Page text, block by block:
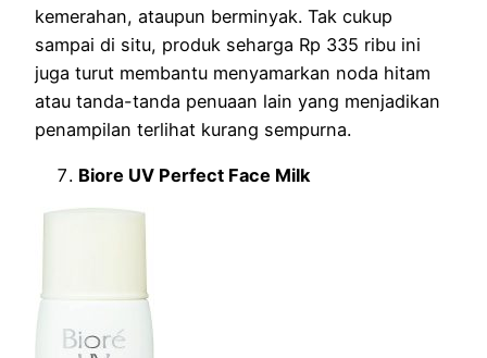
kemerahan, ataupun berminyak. Tak cukup
sampai di situ, produk seharga Rp 335 ribu ini
juga turut membantu menyamarkan noda hitam
atau tanda-tanda penuaan lain yang menjadikan
penampilan terlihat kurang sempurna.
Biore UV Perfect Face Milk